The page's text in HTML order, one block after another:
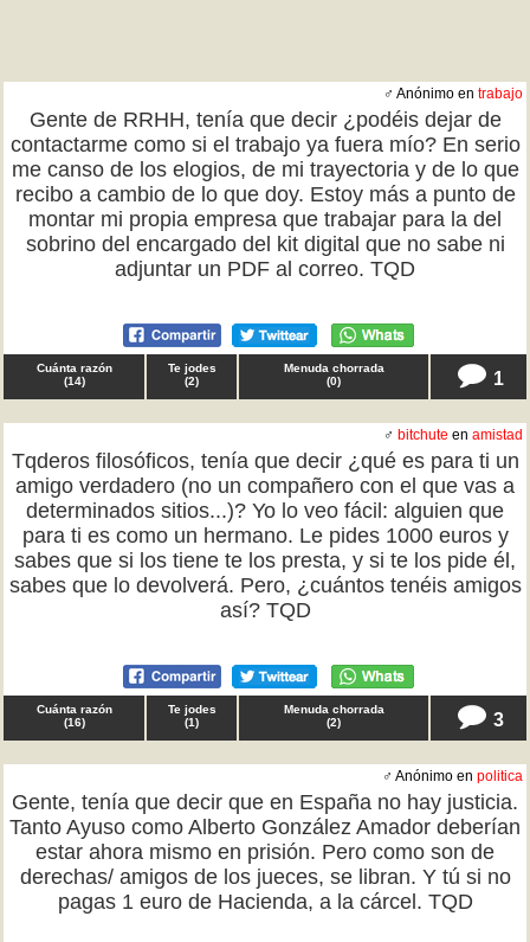
♂ Anónimo en trabajo
Gente de RRHH, tenía que decir ¿podéis dejar de
contactarme como si el trabajo ya fuera mío? En serio
me canso de los elogios, de mi trayectoria y de lo que
recibo a cambio de lo que doy. Estoy más a punto de
montar mi propia empresa que trabajar para la del
sobrino del encargado del kit digital que no sabe ni
adjuntar un PDF al correo. TQD
Cuánta razón
(14)
Te jodes
(2)
Menuda chorrada
(0) 1
♂ bitchute en amistad
Tqderos filosóficos, tenía que decir ¿qué es para ti un
amigo verdadero (no un compañero con el que vas a
determinados sitios...)? Yo lo veo fácil: alguien que
para ti es como un hermano. Le pides 1000 euros y
sabes que si los tiene te los presta, y si te los pide él,
sabes que lo devolverá. Pero, ¿cuántos tenéis amigos
así? TQD
Cuánta razón
(16)
Te jodes
(1)
Menuda chorrada
(2) 3
♂ Anónimo en politica
Gente, tenía que decir que en España no hay justicia.
Tanto Ayuso como Alberto González Amador deberían
estar ahora mismo en prisión. Pero como son de
derechas/ amigos de los jueces, se libran. Y tú si no
pagas 1 euro de Hacienda, a la cárcel. TQD